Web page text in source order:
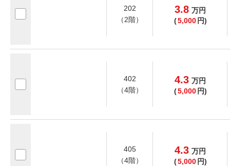
202
（2階）
3.8 万円
(5,000 円)
402
（4階）
4.3 万円
(5,000 円)
405
（4階）
4.3 万円
(5,000 円)